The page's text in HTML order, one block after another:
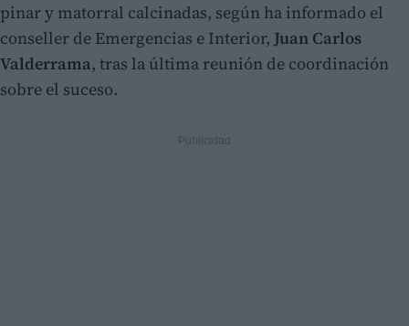
pinar y matorral calcinadas, según ha informado el
conseller de Emergencias e Interior, Juan Carlos
Valderrama, tras la última reunión de coordinación
sobre el suceso.